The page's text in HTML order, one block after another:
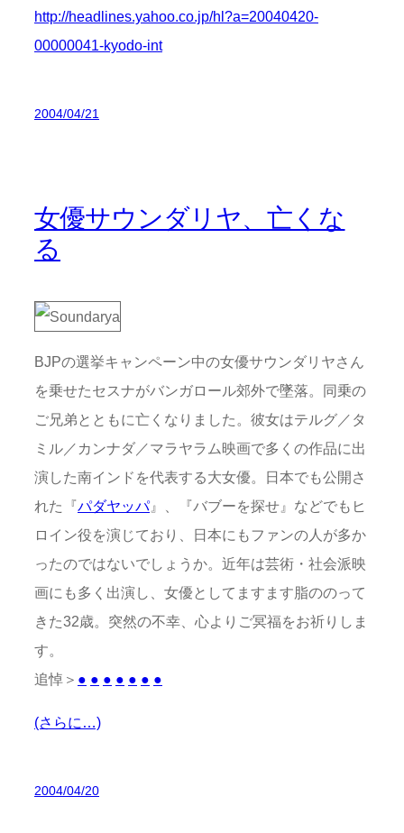
http://headlines.yahoo.co.jp/hl?a=20040420-
00000041-kyodo-int
2004/04/21
女優サウンダリヤ、亡くな
る
BJPの選挙キャンペーン中の女優サウンダリヤさん
を乗せたセスナがバンガロール郊外で墜落。同乗の
ご兄弟とともに亡くなりました。彼女はテルグ／タ
ミル／カンナダ／マラヤラム映画で多くの作品に出
演した南インドを代表する大女優。日本でも公開さ
れた『パダヤッパ』、『バブーを探せ』などでもヒ
ロイン役を演じており、日本にもファンの人が多か
ったのではないでしょうか。近年は芸術・社会派映
画にも多く出演し、女優としてますます脂ののって
きた32歳。突然の不幸、心よりご冥福をお祈りしま
す。
追悼＞ ● ● ● ● ● ● ●
(さらに…)
2004/04/20